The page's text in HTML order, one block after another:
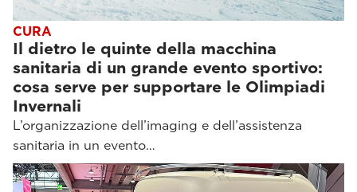
CURA
Il dietro le quinte della macchina
sanitaria di un grande evento sportivo:
cosa serve per supportare le Olimpiadi
Invernali
L’organizzazione dell’imaging e dell’assistenza
sanitaria in un evento…